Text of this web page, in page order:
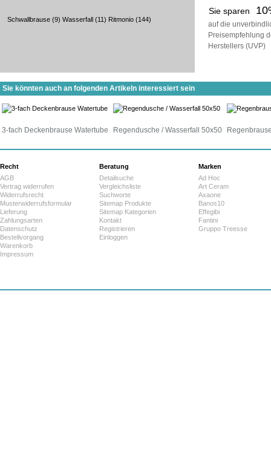
Sie sparen
auf die
Preisempfehlung
Herstellers (UVP)
Schwallbrause (9) Wasserfall (11) Ritmonio (144)
Sie könnten auch an folgenden Artikeln interessiert sein
3-fach Deckenbrause Watertube Regendusche / Wasserfall 50x50
Recht
AGB
Vertrag widerrufen
Widerrufsrecht
Musterwiderrufsformular
Lieferung
Zahlungsarten
Datenschutz
Bestellvorgang
Warenkorb
Impressum
Beratung
Detailsuche
Vergleichsliste
Suchworte
Sitemap Produkte
Sitemap Kategorien
Kontakt
Registrieren
Einloggen
Marken
Ad Hoc
Art Ceram
Axaone
Banos10
Effegibi
Fantini
Gruppo Treesse